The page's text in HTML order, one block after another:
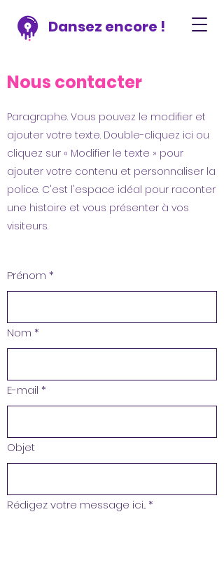
Dansez encore !
Nous contacter
Paragraphe. Vous pouvez le modifier et
ajouter votre texte. Double-cliquez ici ou
cliquez sur « Modifier le texte » pour
ajouter votre contenu et personnaliser la
police. C'est l'espace idéal pour raconter
une histoire et vous présenter à vos
visiteurs.
Prénom *
Nom *
E-mail *
Objet
Rédigez votre message ici...*